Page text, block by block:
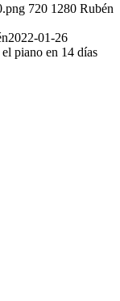
720 1280 Rubén
2022-01-26
piano en 14 días